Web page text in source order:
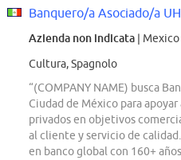
Azienda non indicata |
Cultura, Spagnolo
“(COMPANY NAME) busca
Ciudad de México para
privados en objetivos
al cliente y servicio de
en banco global con 160+